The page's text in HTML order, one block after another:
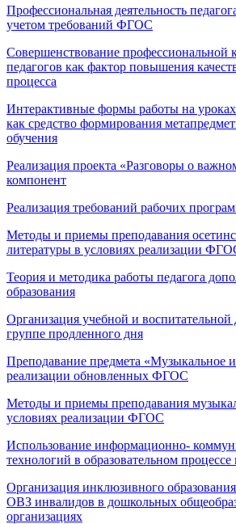
Профессиональная деятельность
учетом требований ФГОС
Совершенствование профессиональной
педагогов как фактор повышения
процесса
Интерактивные формы работы на
как средство формирования
обучения
Реализация проекта «Разговоры о
компонент
Реализация требований рабочих
Методы и приемы преподавания
литературы в условиях реализации
Теория и методика работы педагога
образования
Организация учебной и воспитательной
группе продленного дня
Преподавание предмета «Музыкальное
реализации обновленных ФГОС
Методы и приемы преподавания
условиях реализации ФГОС
Использование информационно-
технологий в образовательном
Организация инклюзивного
ОВЗ инвалидов в дошкольных
организациях